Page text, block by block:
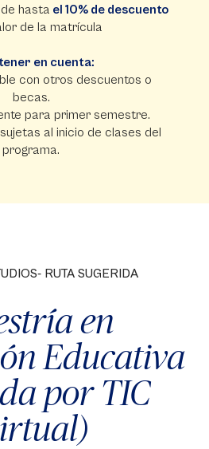
hasta el 10% de descuento
de la matrícula
en cuenta:
con otros descuentos o
becas.
para primer semestre.
al inicio de clases del
programa.
RUTA SUGERIDA
en
Educativa
por TIC